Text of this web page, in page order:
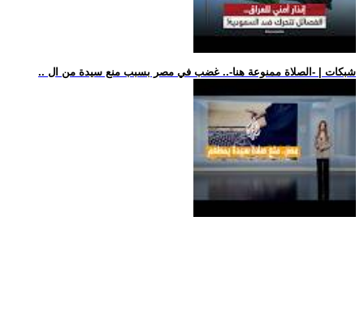
.. شبكات | -الصلاة ممنوعة هنا-.. غضب في مصر بسبب منع سيدة من ال